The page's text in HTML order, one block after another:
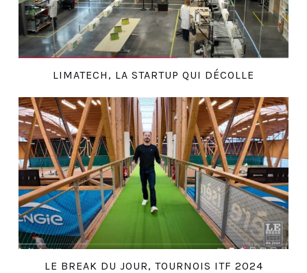
LIMATECH, LA STARTUP QUI DÉCOLLE
LE BREAK DU JOUR, TOURNOIS ITF 2024